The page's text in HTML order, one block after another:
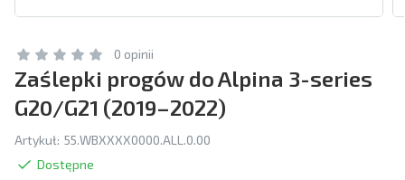
0 opinii
Zaślepki progów do Alpina 3-series
G20/G21 (2019–2022)
Artykuł: 55.WBXXXX0000.ALL.0.00
Dostępne